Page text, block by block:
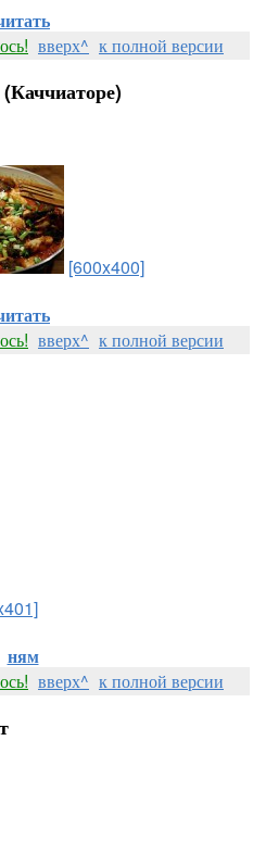
вверх^ к полной версии
[600x400]
вверх^ к полной версии
ням
вверх^ к полной версии